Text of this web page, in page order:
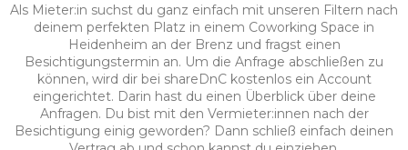
Als Mieter:in suchst du ganz einfach mit unseren Filtern nach
deinem perfekten Platz in einem Coworking Space in
Heidenheim an der Brenz und fragst einen
Besichtigungstermin an. Um die Anfrage abschließen zu
können, wird dir bei shareDnC kostenlos ein Account
eingerichtet. Darin hast du einen Überblick über deine
Anfragen. Du bist mit den Vermieter:innen nach der
Besichtigung einig geworden? Dann schließ einfach deinen